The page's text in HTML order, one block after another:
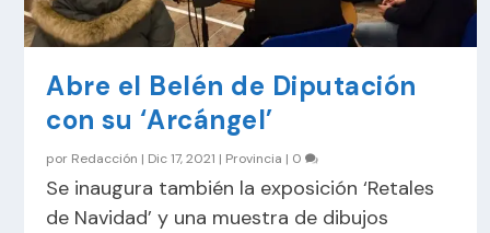
Abre el Belén de Diputación
con su ‘Arcángel’
por Redacción | Dic 17, 2021 | Provincia | 0
Se inaugura también la exposición ‘Retales
de Navidad’ y una muestra de dibujos